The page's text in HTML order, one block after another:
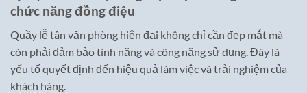
chức năng đồng điệu
Quầy lễ tân văn phòng hiện đại không chỉ cần đẹp mắt mà
còn phải đảm bảo tính năng và công năng sử dụng. Đây là
yếu tố quyết định đến hiệu quả làm việc và trải nghiệm của
khách hàng.